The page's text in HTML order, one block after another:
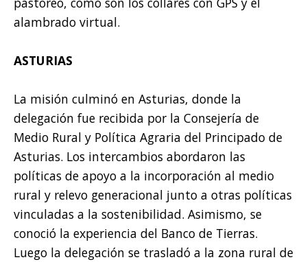
alambrado virtual.
ASTURIAS
La misión culminó en Asturias, donde la
delegación fue recibida por la Consejería de
Medio Rural y Política Agraria del Principado de
Asturias. Los intercambios abordaron las
políticas de apoyo a la incorporación al medio
rural y relevo generacional junto a otras políticas
vinculadas a la sostenibilidad. Asimismo, se
conoció la experiencia del Banco de Tierras.
Luego la delegación se trasladó a la zona rural de